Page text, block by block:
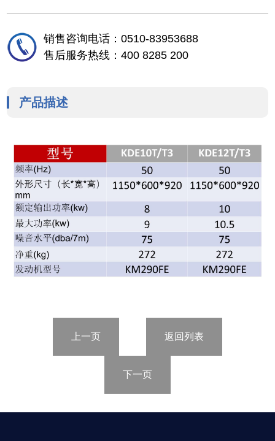
销售咨询电话：0510-83953688
售后服务热线：400 8285 200
产品描述
上一页 返回列表
下一页